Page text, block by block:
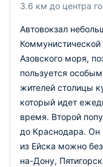
3.6 км до центра
Автовокзал
Коммунистической
Азовского моря,
пользуется
жителей столицы
который идет
время. Второй
до Краснодара.
из Ейска можно
на-Дону,